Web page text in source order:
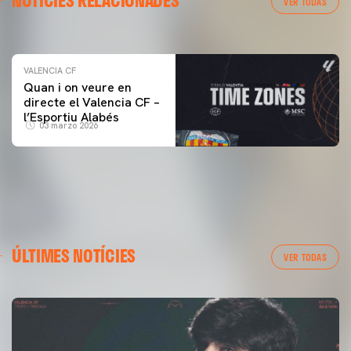
VALENCIA CF
Quan i on veure en
directe el Valencia CF –
l’Esportiu Alabés
03 marzo 2026
ÚLTIMES NOTÍCIES VER TODAS